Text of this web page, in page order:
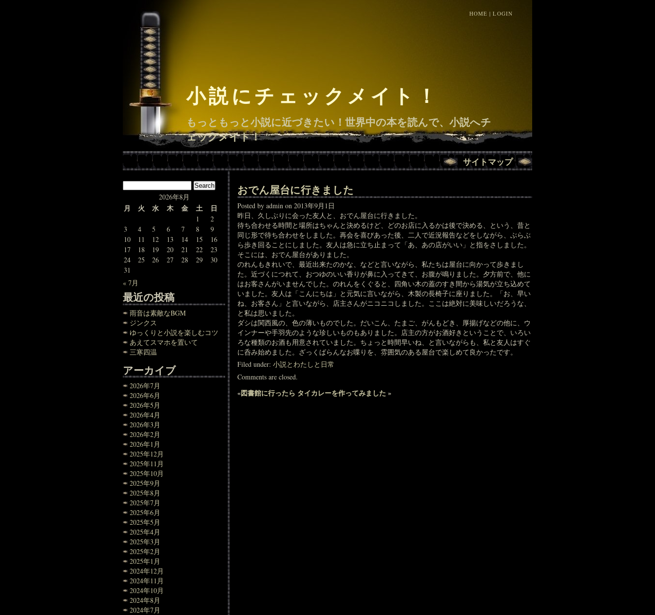
HOME |LOGIN
小説にチェックメイト！
もっともっと小説に近づきたい！世界中の本を読んで、小説へチ
ェックメイト！
サイトマップ
2026年8月
月 火 水 木 金 土 日
1
2
3
4 5 6 7 8
9
10
11 12 13 14 15
16
17
18 19 20 21 22
23
24
25 26 27 28 29
30
31
« 7月
最近の投稿
雨音は素敵なBGM
ジンクス
ゆっくりと小説を楽しむコツ
あえてスマホを置いて
三寒四温
アーカイブ
2026年7月
2026年6月
2026年5月
2026年4月
2026年3月
2026年2月
2026年1月
2025年12月
2025年11月
2025年10月
2025年9月
2025年8月
2025年7月
2025年6月
2025年5月
2025年4月
2025年3月
2025年2月
2025年1月
2024年12月
2024年11月
2024年10月
2024年8月
2024年7月
おでん屋台に行きました
Posted by admin on 2013年9月1日
昨日、久しぶりに会った友人と、おでん屋台に行きました。
待ち合わせる時間と場所はちゃんと決めるけど、どのお店に入るかは後で決める、という、昔と
同じ形で待ち合わせをしました。再会を喜びあった後、二人で近況報告などをしながら、ぶらぶ
ら歩き回ることにしました。友人は急に立ち止まって「あ、あの店がいい」と指をさしました。
そこには、おでん屋台がありました。
のれんもきれいで、最近出来たのかな、などと言いながら、私たちは屋台に向かって歩きまし
た。近づくにつれて、おつゆのいい香りが鼻に入ってきて、お腹が鳴りました。夕方前で、他に
はお客さんがいませんでした。のれんをくぐると、四角い木の蓋のすき間から湯気が立ち込めて
いました。友人は「こんにちは」と元気に言いながら、木製の長椅子に座りました。「お、早い
ね、お客さん」と言いながら、店主さんがニコニコしました。ここは絶対に美味しいだろうな、
と私は思いました。
ダシは関西風の、色の薄いものでした。だいこん、たまご、がんもどき、厚揚げなどの他に、ウ
インナーや手羽先のような珍しいものもありました。店主の方がお酒好きということで、いろい
ろな種類のお酒も用意されていました。ちょっと時間早いね、と言いながらも、私と友人はすぐ
に呑み始めました。ざっくばらんなお喋りを、雰囲気のある屋台で楽しめて良かったです。
Filed under:小説とわたしと日常
Comments are closed.
«図書館に行ったら タイカレーを作ってみました»